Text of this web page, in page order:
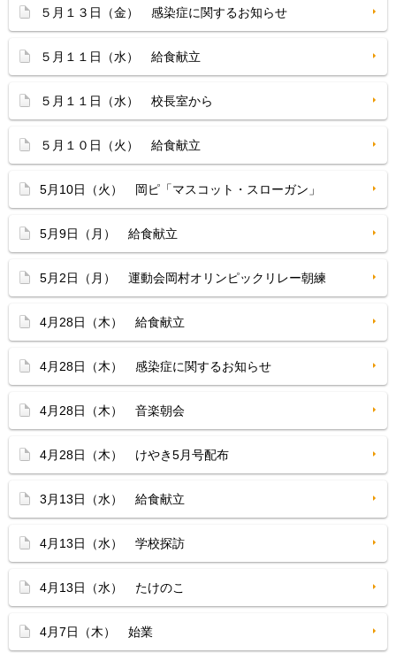
５月１３日（金） 感染症に関するお知らせ
５月１１日（水） 給食献立
５月１１日（水） 校長室から
５月１０日（火） 給食献立
5月10日（火） 岡ピ「マスコット・スローガン」
5月9日（月） 給食献立
5月2日（月） 運動会岡村オリンピックリレー朝練
4月28日（木） 給食献立
4月28日（木） 感染症に関するお知らせ
4月28日（木） 音楽朝会
4月28日（木） けやき5月号配布
3月13日（水） 給食献立
4月13日（水） 学校探訪
4月13日（水） たけのこ
4月7日（木） 始業